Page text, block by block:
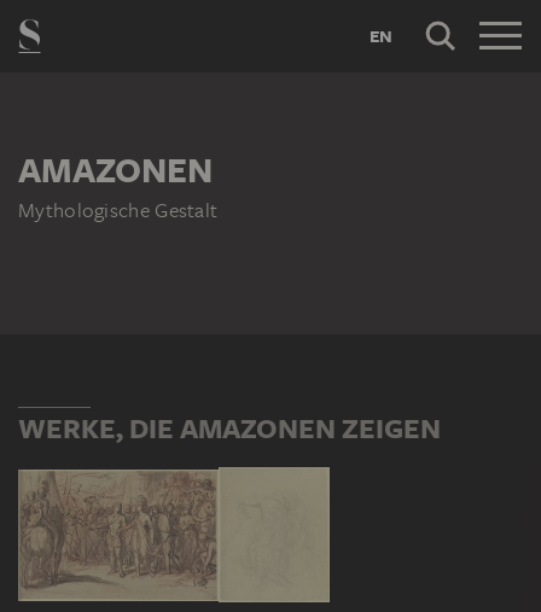
EN
AMAZONEN
Mythologische Gestalt
WERKE, DIE AMAZONEN ZEIGEN